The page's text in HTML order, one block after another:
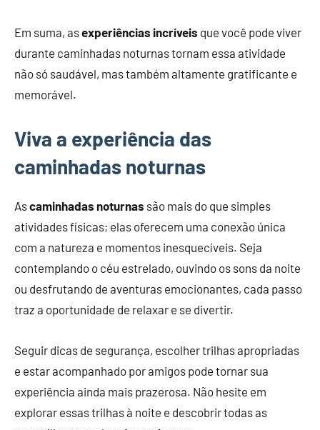
Em suma, asexperiências incríveis que você pode viver
durante caminhadas noturnas tornam essa atividade
não só saudável, mas também altamente gratificante e
memorável.
Viva a experiência das
caminhadas noturnas
Ascaminhadas noturnas são mais do que simples
atividades físicas; elas oferecem uma conexão única
com a natureza e momentos inesquecíveis. Seja
contemplando o céu estrelado, ouvindo os sons da noite
ou desfrutando de aventuras emocionantes, cada passo
traz a oportunidade de relaxar e se divertir.
Seguir dicas de segurança, escolher trilhas apropriadas
e estar acompanhado por amigos pode tornar sua
experiência ainda mais prazerosa. Não hesite em
explorar essas trilhas à noite e descobrir todas as